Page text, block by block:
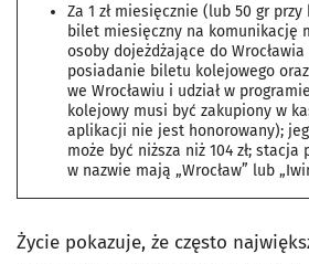
Za 1 zł miesięcznie (lub 50 gr
bilet miesięczny na komunikację
osoby dojeżdżające do
posiadanie biletu kolejowego
we Wrocławiu i udział w
kolejowy musi być zakupiony w
aplikacji nie jest honorowany);
może być niższa niż 104 zł;
w nazwie mają „Wrocław” lub
Życie pokazuje, że często